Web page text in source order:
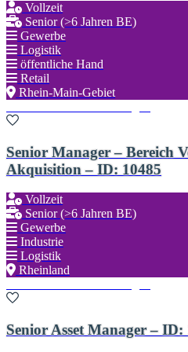
Vollzeit
Senior (>6 Jahren BE)
Gewerbe
Logistik
öffentliche Hand
Retail
Rhein-Main-Gebiet
Senior Manager – Bereich
Akquisition – ID: 10485
Vollzeit
Senior (>6 Jahren BE)
Gewerbe
Industrie
Logistik
Rheinland
Senior Asset Manager – ID: